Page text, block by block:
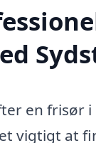
en frisør
vigtigt at